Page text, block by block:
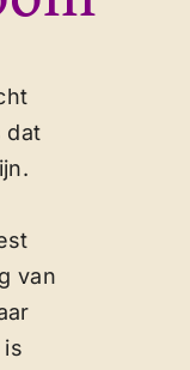
dat
van
is